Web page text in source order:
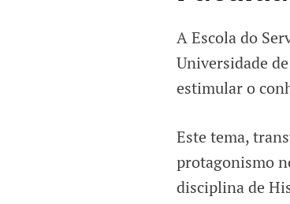
A Escola do
Universidade
estimular o
Este tema,
protagonismo
disciplina de